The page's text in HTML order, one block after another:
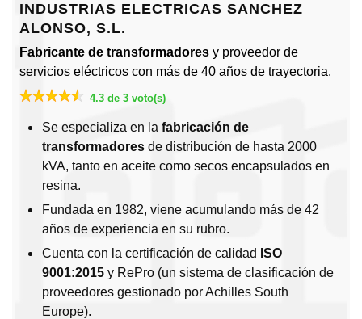
INDUSTRIAS ELECTRICAS SANCHEZ
ALONSO, S.L.
Fabricante de transformadores y proveedor de
servicios eléctricos con más de 40 años de trayectoria.
4.3 de 3 voto(s)
Se especializa en la fabricación de
transformadores de distribución de hasta 2000
kVA, tanto en aceite como secos encapsulados en
resina.
Fundada en 1982, viene acumulando más de 42
años de experiencia en su rubro.
Cuenta con la certificación de calidad ISO
9001:2015 y RePro (un sistema de clasificación de
proveedores gestionado por Achilles South
Europe).